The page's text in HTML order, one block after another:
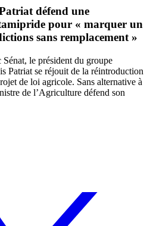
défend une
pour « marquer un
sans remplacement »
le président du groupe
Patriat se réjouit de la réintroduction
de loi agricole. Sans alternative à
de l’Agriculture défend son